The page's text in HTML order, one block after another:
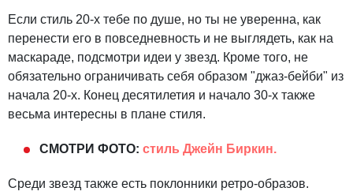
Если стиль 20-х тебе по душе, но ты не уверенна, как
перенести его в повседневность и не выглядеть, как на
маскараде, подсмотри идеи у звезд. Кроме того, не
обязательно ограничивать себя образом "джаз-бейби" из
начала 20-х. Конец десятилетия и начало 30-х также
весьма интересны в плане стиля.
СМОТРИ ФОТО: стиль Джейн Биркин.
Среди звезд также есть поклонники ретро-образов.